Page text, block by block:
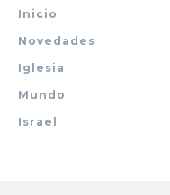
Inicio
Novedades
Iglesia
Mundo
Israel